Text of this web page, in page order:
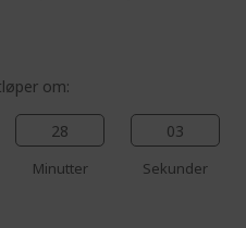
om:
28
Minutter
02
Sekunder